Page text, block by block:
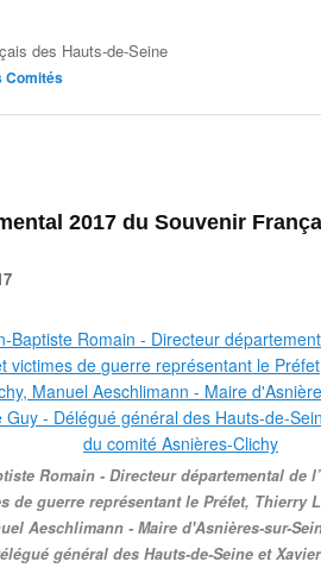
des Hauts-de-Seine
Comités
2017 du Souvenir
Romain - Directeur départemental de
de guerre représentant le Préfet, Thierry
Aeschlimann - Maire d'Asnières-sur-
général des Hauts-de-Seine et